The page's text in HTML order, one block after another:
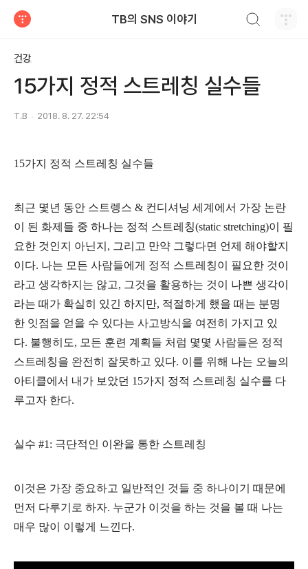
TB의 SNS 이야기
건강
15가지 정적 스트레칭 실수들
T.B 2018. 8. 27. 22:54
15가지 정적 스트레칭 실수들
최근 몇년 동안 스트렝스 & 컨디셔닝 세계에서 가장 논란
이 된 화제들 중 하나는 정적 스트레칭(static stretching)이 필
요한 것인지 아닌지, 그리고 만약 그렇다면 언제 해야할지
이다. 나는 모든 사람들에게 정적 스트레칭이 필요한 것이
라고 생각하지는 않고, 그것을 활용하는 것이 나쁜 생각이
라는 때가 확실히 있긴 하지만, 적절하게 했을 때는 분명
한 잇점을 얻을 수 있다는 사고방식을 여전히 가지고 있
다. 불행히도, 모든 훈련 계획들 처럼 몇몇 사람들은 정적
스트레칭을 완전히 잘못하고 있다. 이를 위해 나는 오늘의
아티클에서 내가 보았던 15가지 정적 스트레칭 실수를 다
루고자 한다.
실수 #1: 극단적인 이완을 통한 스트레칭
이것은 가장 중요하고 일반적인 것들 중 하나이기 때문에
먼저 다루기로 하자. 누군가 이것을 하는 것을 볼 때 나는
매우 많이 이렇게 느낀다.